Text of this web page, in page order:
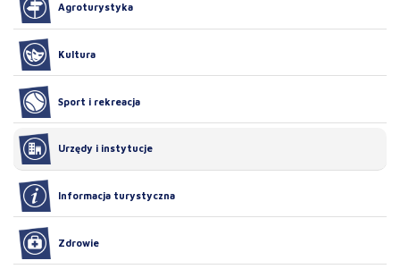
Agroturystyka
Kultura
Sport i rekreacja
Urzędy i instytucje
Informacja turystyczna
Zdrowie